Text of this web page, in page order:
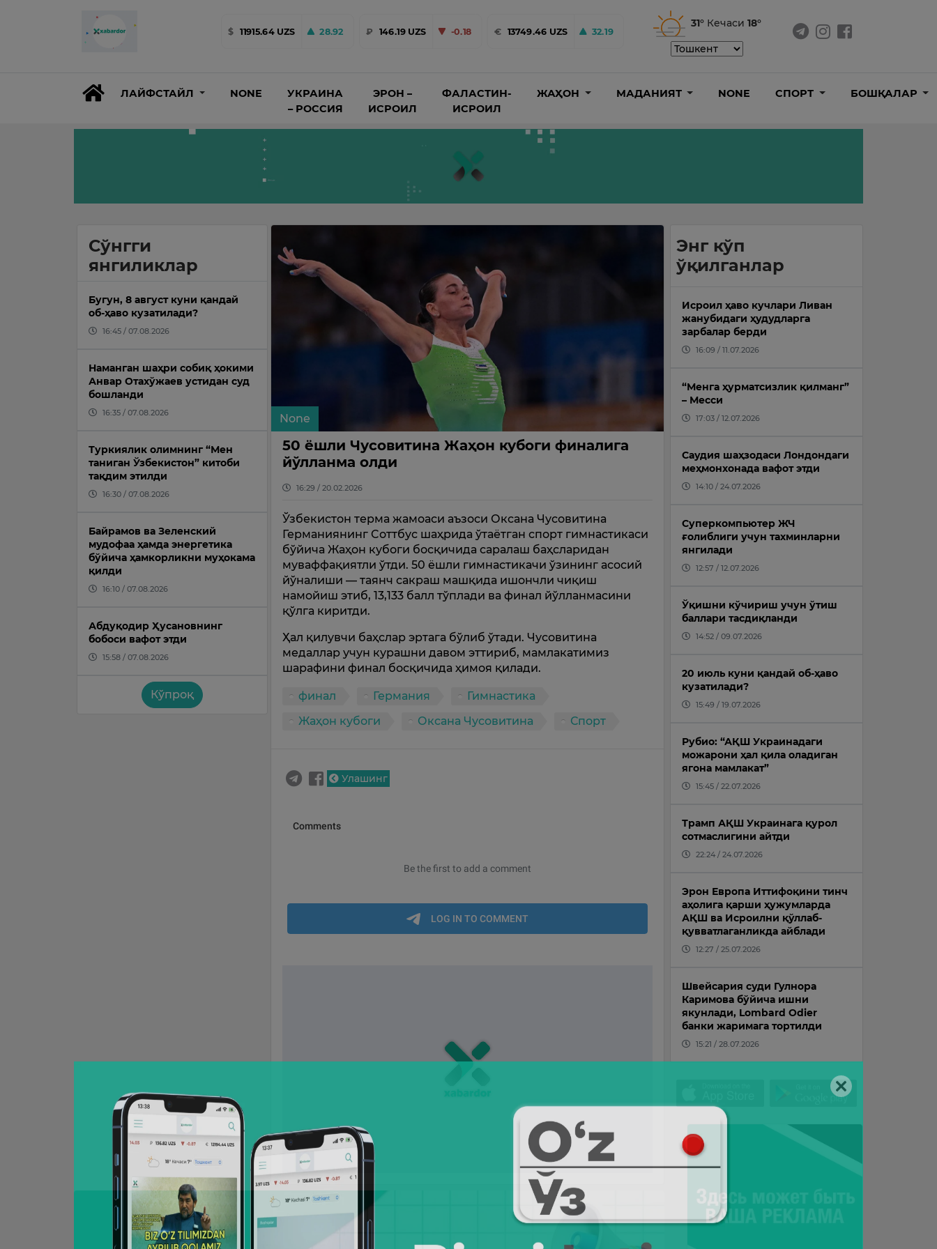
$ 11915.64 UZS 28.92 ₽ 146.19 UZS -0.18 € 13749.46 UZS 32.19
31° Кечаси 18°
ЛАЙФСТАЙЛ NONE
УКРАИНА
– РОССИЯ
ЭРОН –
ИСРОИЛ
ФАЛАСТИН-
ИСРОИЛ
ЖАҲОН МАДАНИЯТ NONE СПОРТ БОШҚАЛАР
Сўнгги
янгиликлар
Бугун, 8 август куни қандай
об-ҳаво кузатилади?
16:45 / 07.08.2026
Наманган шаҳри собиқ ҳокими
Анвар Отахўжаев устидан суд
бошланди
16:35 / 07.08.2026
Туркиялик олимнинг “Мен
таниган Ўзбекистон” китоби
тақдим этилди
16:30 / 07.08.2026
Байрамов ва Зеленский
мудофаа ҳамда энергетика
бўйича ҳамкорликни муҳокама
қилди
16:10 / 07.08.2026
Абдуқодир Ҳусановнинг
бобоси вафот этди
15:58 / 07.08.2026
Кўпроқ
None
50 ёшли Чусовитина Жаҳон кубоги финалига
йўлланма олди
16:29 / 20.02.2026
Ўзбекистон терма жамоаси аъзоси Оксана Чусовитина
Германиянинг Cоттбус шаҳрида ўтаётган спорт гимнастикаси
бўйича Жаҳон кубоги босқичида саралаш баҳсларидан
муваффақиятли ўтди. 50 ёшли гимнастикачи ўзининг асосий
йўналиши — таянч сакраш машқида ишончли чиқиш
намойиш этиб, 13,133 балл тўплади ва финал йўлланмасини
қўлга киритди.
Ҳал қилувчи баҳслар эртага бўлиб ўтади. Чусовитина
медаллар учун курашни давом эттириб, мамлакатимиз
шарафини финал босқичида ҳимоя қилади.
финал Германия
Гимнастика
Жаҳон кубоги
Оксана Чусовитина Спорт
Улашинг
Энг кўп
ўқилганлар
Исроил ҳаво кучлари Ливан
жанубидаги ҳудудларга
зарбалар берди
16:09 / 11.07.2026
“Менга ҳурматсизлик қилманг”
– Месси
17:03 / 12.07.2026
Саудия шаҳзодаси Лондондаги
меҳмонхонада вафот этди
14:10 / 24.07.2026
Суперкомпьютер ЖЧ
ғолиблиги учун тахминларни
янгилади
12:57 / 12.07.2026
Ўқишни кўчириш учун ўтиш
баллари тасдиқланди
14:52 / 09.07.2026
20 июль куни қандай об-ҳаво
кузатилади?
15:49 / 19.07.2026
Рубио: “АҚШ Украинадаги
можарони ҳал қила оладиган
ягона мамлакат”
15:45 / 22.07.2026
Трамп АҚШ Украинага қурол
сотмаслигини айтди
22:24 / 24.07.2026
Эрон Европа Иттифоқини тинч
аҳолига қарши ҳужумларда
АҚШ ва Исроилни қўллаб-
қувватлаганликда айблади
12:27 / 25.07.2026
Швейсария суди Гулнора
Каримова бўйича ишни
якунлади, Lombard Odier
банки жаримага тортилди
15:21 / 28.07.2026